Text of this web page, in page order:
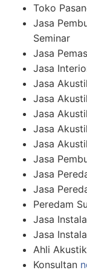
Toko
Jasa
Seminar
Jasa
Jasa
Jasa
Jasa
Jasa
Jasa
Jasa
Jasa
Jasa
Jasa
Peredam
Jasa
Jasa
Ahli
Konsultan